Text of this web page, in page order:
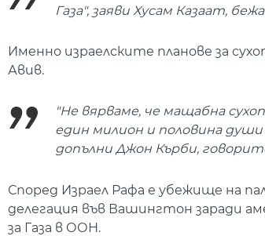
Газа", заяви Хусам Казаат,
Именно израелските планове за
Авив.
"Не вярваме, че мащабна
един милион и половина
допълни Джон Кърби,
Според Израел Рафа е убежище на
делегация във Вашингтон заради
за Газа в ООН.